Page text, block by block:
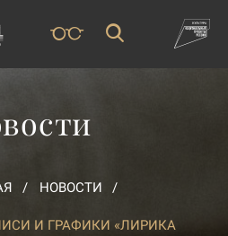
НОВОСТИ
И ГРАФИКИ «ЛИРИКА